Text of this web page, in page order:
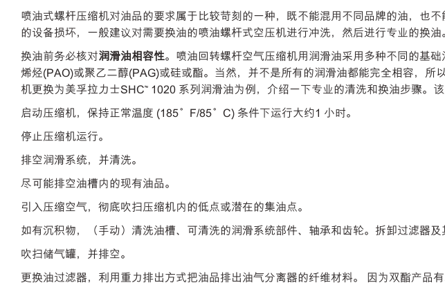
喷油式螺杆压缩机对油品的要求属于比较苛刻的一种，既不能混用不同品牌的油，也
的设备损坏，一般建议对需要换油的喷油螺杆式空压机进行冲洗，然后进行专业的换油
换油前务必核对润滑油相容性。喷油回转螺杆空气压缩机用润滑油采用多种不同的基
烯烃(PAO)或聚乙二醇(PAG)或硅或酯。当然，并不是所有的润滑油都能完全相容，
机更换为美孚拉力士SHC™ 1020 系列润滑油为例，介绍一下专业的清洗和换油步骤。
启动压缩机，保持正常温度 (185°F/85°C) 条件下运行大约1 小时。
停止压缩机运行。
排空润滑系统，并清洗。
尽可能排空油槽内的现有油品。
引入压缩空气，彻底吹扫压缩机内的低点或潜在的集油点。
如有沉积物，（手动）清洗油槽、可清洗的润滑系统部件、轴承和齿轮。拆卸过滤器及
吹扫储气罐，并排空。
更换油过滤器，利用重力排出方式把油品排出油气分离器的纤维材料。 因为双酯产品